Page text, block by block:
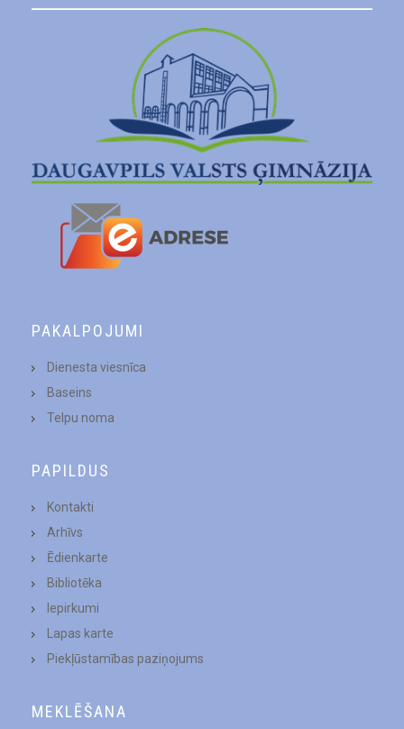
PAKALPOJUMI
Dienesta viesnīca
Baseins
Telpu noma
PAPILDUS
Kontakti
Arhīvs
Ēdienkarte
Bibliotēka
Iepirkumi
Lapas karte
Piekļūstamības paziņojums
MEKLĒŠANA